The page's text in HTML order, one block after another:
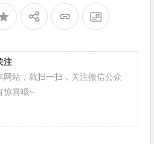
注
网站，就扫一扫，关注微信公众
惊喜哦~